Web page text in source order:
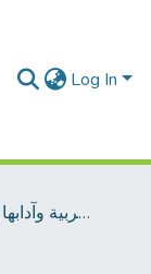
Log In
الأطروحات اللغة العربية وآدابها واللغات الشرقية